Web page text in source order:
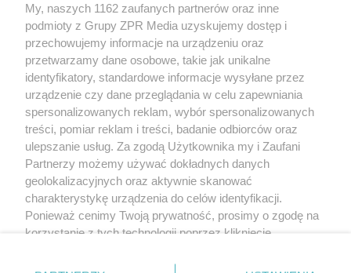
Żaden utwór zamieszczony w serwisie nie może być powielany i
rozpowszechniany lub dalej rozpowszechniany w jakikolwiek sposób
(w tym także elektroniczny lub mechaniczny) na jakimkolwiek polu
eksploatacji w jakiejkolwiek formie, włącznie z umieszczaniem w
Internecie bez pisemnej zgody właściciela praw. Jakiekolwiek użycie
lub wykorzystanie utworów w całości lub w części z naruszeniem
prawa, tzn. bez właściwej zgody, jest zabronione pod groźbą kary i
może być ścigane prawnie.
O nas
My, naszych 1162 zaufanych partnerów oraz inne
podmioty z Grupy ZPR Media uzyskujemy dostęp i
przechowujemy informacje na urządzeniu oraz
przetwarzamy dane osobowe, takie jak unikalne
identyfikatory, standardowe informacje wysyłane przez
urządzenie czy dane przeglądania w celu zapewniania
spersonalizowanych reklam, wybór spersonalizowanych
treści, pomiar reklam i treści, badanie odbiorców oraz
ulepszanie usług. Za zgodą Użytkownika my i Zaufani
Partnerzy możemy używać dokładnych danych
geolokalizacyjnych oraz aktywnie skanować
charakterystykę urządzenia do celów identyfikacji.
Ponieważ cenimy Twoją prywatność, prosimy o zgodę na
korzystanie z tych technologii poprzez kliknięcie
zmienić/wycofać klikając przycisk ustawień prywatności